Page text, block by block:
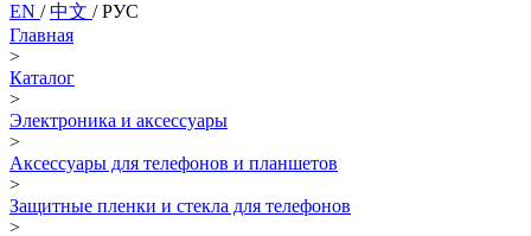
EN /中文 /РУС
Главная
>
Каталог
>
Электроника и аксессуары
>
Аксессуары для телефонов и планшетов
>
Защитные пленки и стекла для телефонов
>